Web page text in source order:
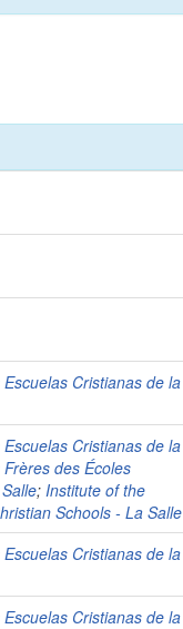
Cristianas de la
Cristianas de la
des Écoles
; Institute of the
Schools - La Salle
Cristianas de la
Cristianas de la